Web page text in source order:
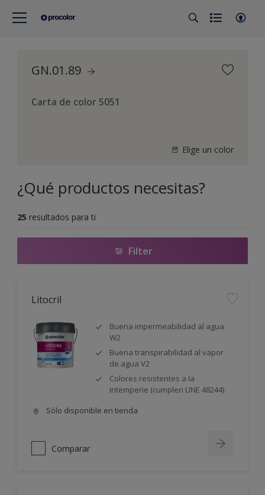
GN.01.89
Carta de color 5051
Elige un color
¿Qué productos necesitas?
25 resultados para ti
Filter
Litocril
Buena impermeabilidad al agua
W2
Buena transpirabilidad al vapor
de agua V2
Colores resistentes a la
intemperie (cumplen UNE 48244)
Sólo disponible en tienda
Comparar